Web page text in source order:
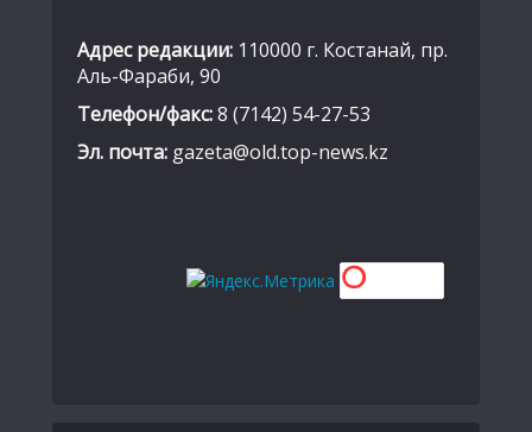
Адрес редакции: 110000 г. Костанай, пр.
Аль-Фараби, 90
Телефон/факс:8 (7142) 54-27-53
Эл. почта: gazeta@old.top-news.kz